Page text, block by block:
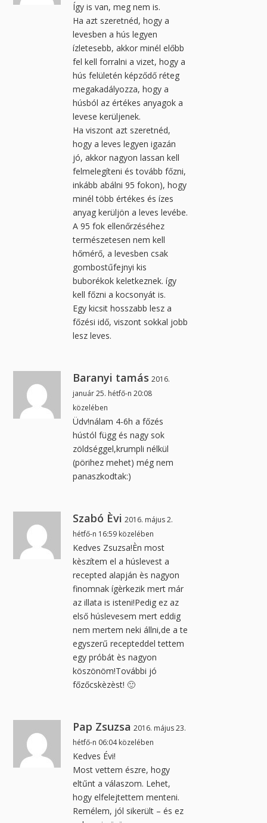
Így is van, meg nem is.
Ha azt szeretnéd, hogy a
levesben a hús legyen
ízletesebb, akkor minél előbb
fel kell forralni a vizet, hogy a
hús felületén képződő réteg
megakadályozza, hogy a
húsból az értékes anyagok a
levese kerüljenek.
Ha viszont azt szeretnéd,
hogy a leves legyen igazán
jó, akkor nagyon lassan kell
felmelegíteni és tovább főzni,
inkább abálni 95 fokon), hogy
minél több értékes és ízes
anyag kerüljön a leves levébe.
A 95 fok ellenőrzéséhez
természetesen nem kell
hőmérő, a levesben csak
gombostűfejnyi kis
buborékok keletkeznek. így
kell főzni a kocsonyát is.
Egy kicsit hosszabb lesz a
főzési idő, viszont sokkal jobb
lesz leves.
Baranyi tamás 2016.
január 25. hétfő-n 20:08
közelében
Üdv!nálam 4-6h a főzés
hústól függ és nagy sok
zöldséggel,krumpli nélkül
(pörihez mehet) még nem
panaszkodtak:)
Szabó Èvi 2016. május 2.
hétfő-n 16:59 közelében
Kedves Zsuzsa!Èn most
kèszítem el a húslevest a
recepted alapján ès nagyon
finomnak ígèrkezik mert már
az illata is isteni!Pedig ez az
első húslevesem mert eddig
nem mertem neki állni,de a te
egyszerű recepteddel tettem
egy próbát ès nagyon
köszönöm!További jó
főzőcskèzèst! 🙂
Pap Zsuzsa 2016. május 23.
hétfő-n 06:04 közelében
Kedves Évi!
Most vettem észre, hogy
eltűnt a válaszom. Lehet,
hogy elfelejtettem menteni.
Remélem, jól sikerült – és ez